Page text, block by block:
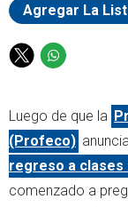
Agregar La
T
t
t
e
r
W
t
s
a
p
p
Luego de que la
(Profeco)
regreso a clases
comenzado a